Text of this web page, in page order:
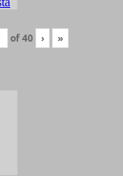
of40 › »